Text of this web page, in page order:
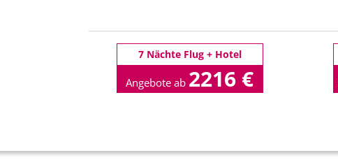
7 Nächte Flug + Hotel
Angebote ab 2216 €